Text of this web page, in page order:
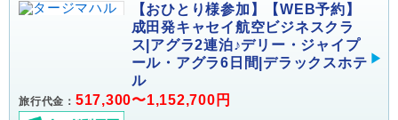
【おひとり様参加】【WEB予約】
成田発キャセイ航空ビジネスクラ
ス|アグラ2連泊♪デリー・ジャイプ
ール・アグラ6日間|デラックスホテ
ル
旅行代金： 517,300〜1,152,700円